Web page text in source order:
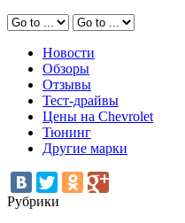
Новости
Обзоры
Отзывы
Тест-драйвы
Цены на Chevrolet
Тюнинг
Другие марки
Рубрики